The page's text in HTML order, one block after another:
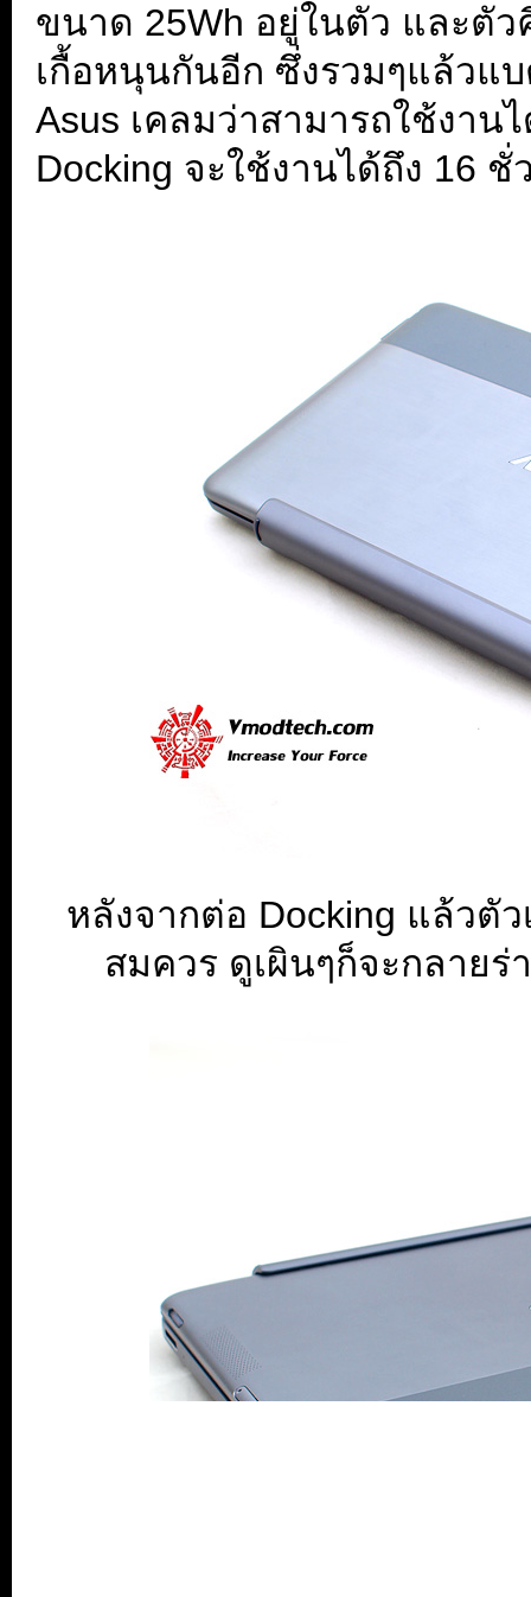
ขนาด 25Wh อยู่ในตัว และตั
เกื้อหนุนกันอีก ซึ่งรวมๆแล้วแบ
Asus เคลมว่าสามารถใช้งา
Docking จะใช้งานได้ถึง 16
หลังจากต่อ Docking แล้วตั
สมควร ดูเผินๆก็จะกลาย